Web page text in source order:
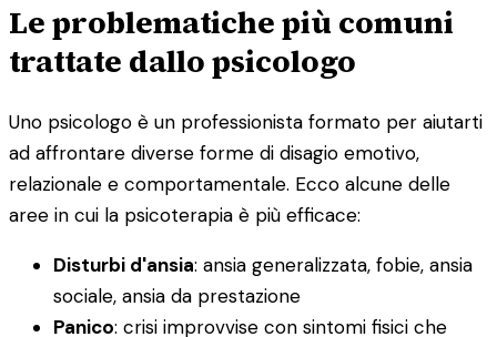
Le problematiche più comuni
trattate dallo psicologo
Uno psicologo è un professionista formato per aiutarti
ad affrontare diverse forme di disagio emotivo,
relazionale e comportamentale. Ecco alcune delle
aree in cui la psicoterapia è più efficace:
Disturbi d'ansia: ansia generalizzata, fobie, ansia
sociale, ansia da prestazione
Panico: crisi improvvise con sintomi fisici che